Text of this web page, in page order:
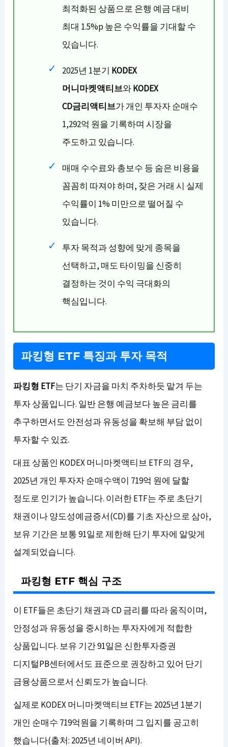
최적화된 상품으로 은행 예금 대비
최대 1.5%p 높은 수익률을 기대할 수
있습니다.
2025년 1분기 KODEX
머니마켓액티브와KODEX
CD금리액티브가 개인 투자자 순매수
1,292억 원을 기록하며 시장을
주도하고 있습니다.
매매 수수료와 총보수 등 숨은 비용을
꼼꼼히 따져야 하며, 잦은 거래 시 실제
수익률이 1% 미만으로 떨어질 수
있습니다.
투자 목적과 성향에 맞게 종목을
선택하고, 매도 타이밍을 신중히
결정하는 것이 수익 극대화의
핵심입니다.
파킹형 ETF 특징과 투자 목적
파킹형 ETF는 단기 자금을 마치 주차하듯 맡겨 두는
투자 상품입니다. 일반 은행 예금보다 높은 금리를
추구하면서도 안전성과 유동성을 확보해 부담 없이
투자할 수 있죠.
대표 상품인 KODEX 머니마켓액티브 ETF의 경우,
2025년 개인 투자자 순매수액이 719억 원에 달할
정도로 인기가 높습니다. 이러한 ETF는 주로 초단기
채권이나 양도성예금증서(CD)를 기초 자산으로 삼아,
보유 기간은 보통 91일로 제한해 단기 투자에 알맞게
설계되었습니다.
파킹형 ETF 핵심 구조
이 ETF들은 초단기 채권과 CD 금리를 따라 움직이며,
안정성과 유동성을 중시하는 투자자에게 적합한
상품입니다. 보유 기간 91일은 신한투자증권
디지털PB센터에서도 표준으로 권장하고 있어 단기
금융상품으로서 신뢰도가 높습니다.
실제로 KODEX 머니마켓액티브 ETF는 2025년 1분기
개인 순매수 719억원을 기록하며 그 입지를 공고히
했습니다(출처: 2025년 네이버 API).